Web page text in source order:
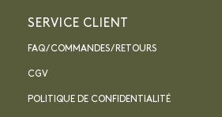
SERVICE CLIENT
FAQ / COMMANDES / RETOURS
CGV
POLITIQUE DE CONFIDENTIALITÉ